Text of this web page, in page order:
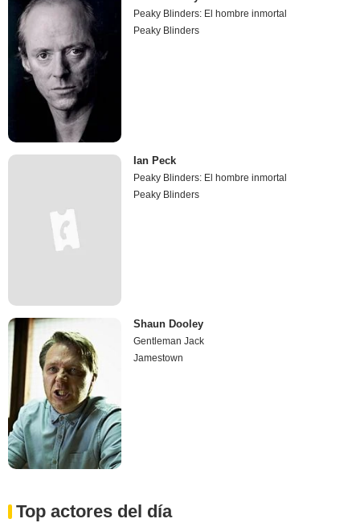
Peaky Blinders: El hombre inmortal
Peaky Blinders
Ian Peck
Peaky Blinders: El hombre inmortal
Peaky Blinders
Shaun Dooley
Gentleman Jack
Jamestown
Top actores del día